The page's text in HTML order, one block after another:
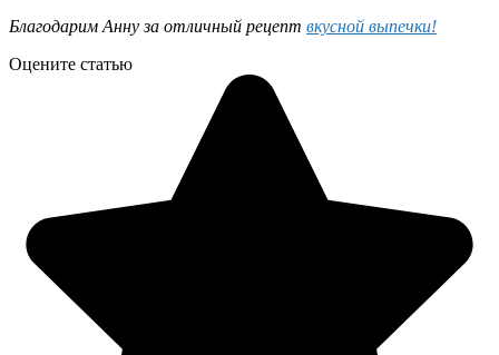
Благодарим Анну за отличный рецепт вкусной выпечки!
Оцените статью